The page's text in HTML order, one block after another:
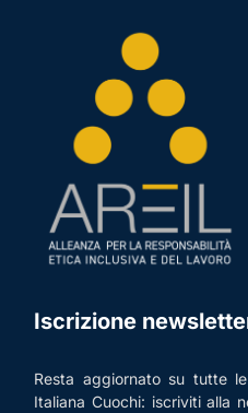
Iscrizione
Resta aggiornato su tutte
Italiana Cuochi: iscriviti alla